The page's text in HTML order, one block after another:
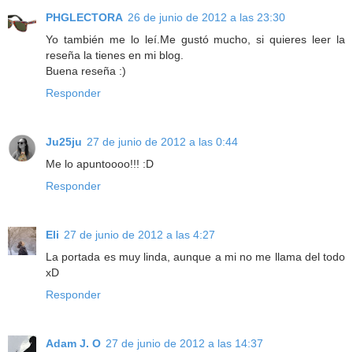
PHGLECTORA 26 de junio de 2012 a las 23:30
Yo también me lo leí.Me gustó mucho, si quieres leer la
reseña la tienes en mi blog.
Buena reseña :)
Responder
Ju25ju 27 de junio de 2012 a las 0:44
Me lo apuntoooo!!! :D
Responder
Eli 27 de junio de 2012 a las 4:27
La portada es muy linda, aunque a mi no me llama del todo
xD
Responder
Adam J. O 27 de junio de 2012 a las 14:37